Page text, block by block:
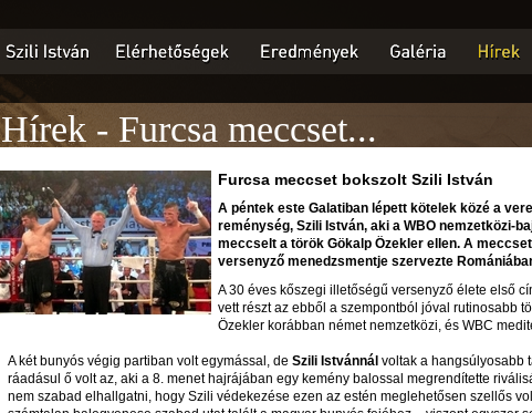
Hírek - Furcsa meccset...
Furcsa meccset bokszolt Szili István
A péntek este Galatiban lépett kötelek közé a
reménység, Szili István, aki a WBO nemzetközi-
meccselt a török Gökalp Özekler ellen. A
versenyző menedzsmentje szervezte
A 30 éves kőszegi illetőségű versenyző élete első
vett részt az ebből a szempontból jóval rutinosabb
Özekler korábban német nemzetközi, és WBC
A két bunyós végig partiban volt egymással, de Szili Istvánnál voltak a hangsúlyosabb
ráadásul ő volt az, aki a 8. menet hajrájában egy kemény balossal megrendítette
nem szabad elhallgatni, hogy Szili védekezése ezen az estén meglehetősen szellős